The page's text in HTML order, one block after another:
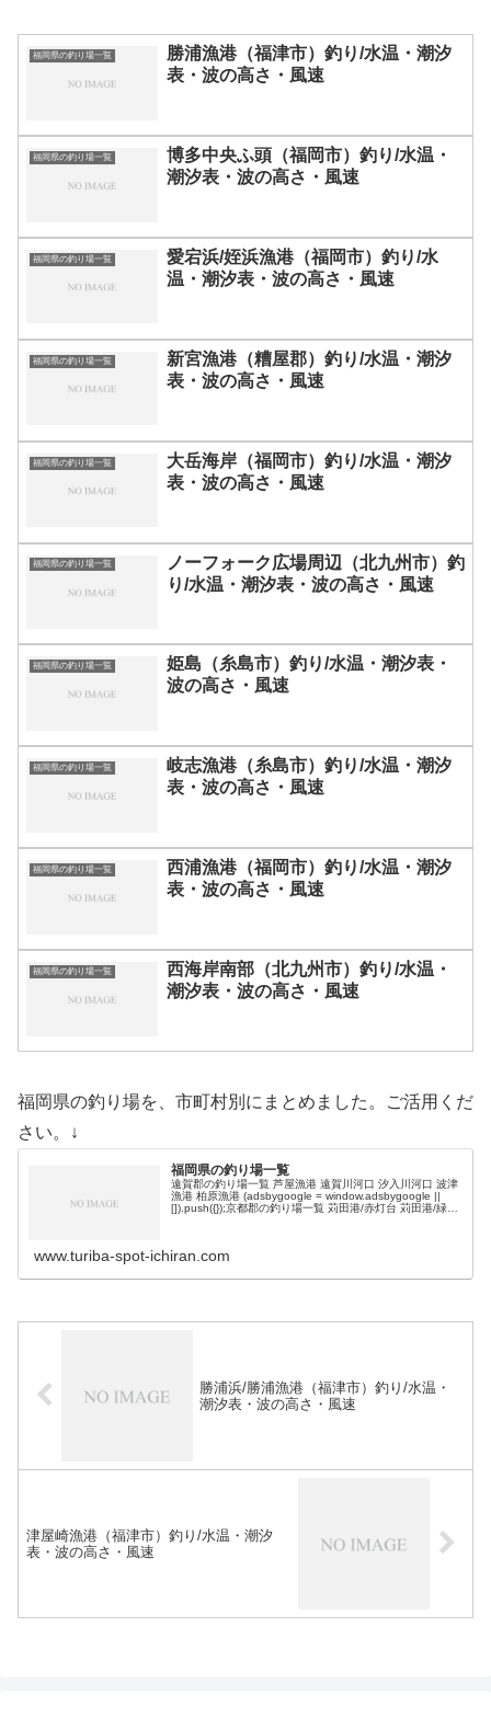
福岡県の釣り場一覧
勝浦漁港（福津市）釣り/水温・潮汐
表・波の高さ・風速
福岡県の釣り場一覧
博多中央ふ頭（福岡市）釣り/水温・
潮汐表・波の高さ・風速
福岡県の釣り場一覧
愛宕浜/姪浜漁港（福岡市）釣り/水
温・潮汐表・波の高さ・風速
福岡県の釣り場一覧
新宮漁港（糟屋郡）釣り/水温・潮汐
表・波の高さ・風速
福岡県の釣り場一覧
大岳海岸（福岡市）釣り/水温・潮汐
表・波の高さ・風速
福岡県の釣り場一覧
ノーフォーク広場周辺（北九州市）釣
り/水温・潮汐表・波の高さ・風速
福岡県の釣り場一覧
姫島（糸島市）釣り/水温・潮汐表・
波の高さ・風速
福岡県の釣り場一覧
岐志漁港（糸島市）釣り/水温・潮汐
表・波の高さ・風速
福岡県の釣り場一覧
西浦漁港（福岡市）釣り/水温・潮汐
表・波の高さ・風速
福岡県の釣り場一覧
西海岸南部（北九州市）釣り/水温・
潮汐表・波の高さ・風速
福岡県の釣り場を、市町村別にまとめました。ご活用くだ
さい。↓
福岡県の釣り場一覧
遠賀郡の釣り場一覧 芦屋漁港 遠賀川河口 汐入川河口 波津
漁港 柏原漁港 (adsbygoogle = window.adsbygoogle ||
[]).push({});京都郡の釣り場一覧 苅田港/赤灯台 苅田港/緑地
www.turiba-spot-ichiran.com
勝浦浜/勝浦漁港（福津市）釣り/水温・
潮汐表・波の高さ・風速
津屋崎漁港（福津市）釣り/水温・潮汐
表・波の高さ・風速